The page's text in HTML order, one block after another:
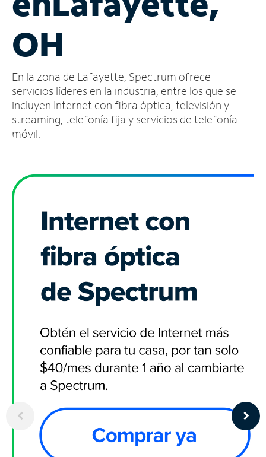
cuenta
Encuentra
tienda
OH
En la zona de Lafayette, Spectrum ofrece
servicios líderes en la industria, entre los que se
incluyen Internet con fibra óptica, televisión y
streaming, telefonía fija y servicios de telefonía
móvil.